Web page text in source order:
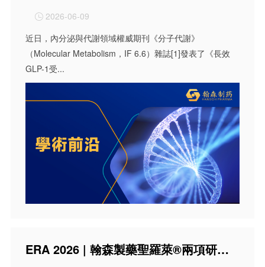
 2026-06-09
近日，內分泌與代謝領域權威期刊《分子代謝》
（Molecular Metabolism，IF 6.6）雜誌[1]發表了《長效
GLP-1受...
ERA 2026 | 翰森製藥聖羅萊®兩項研究成果亮相，聚焦聯合治療與優化給葯